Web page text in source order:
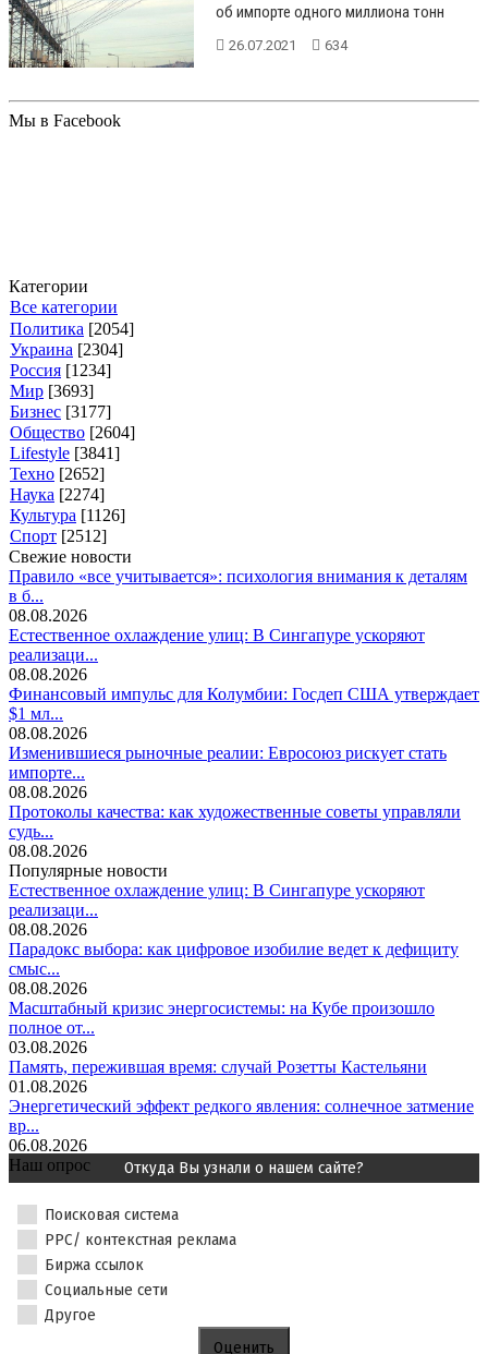
об импорте одного миллиона тонн
топлива, чтобы уменьшить дефицит ...
26.07.2021 634
Мы в Facebook
Категории
Все категории
Политика [2054]
Украина [2304]
Россия [1234]
Мир [3693]
Бизнес [3177]
Общество [2604]
Lifestyle [3841]
Техно [2652]
Наука [2274]
Культура [1126]
Спорт [2512]
Свежие новости
Правило «все учитывается»: психология внимания к деталям
в б...
08.08.2026
Естественное охлаждение улиц: В Сингапуре ускоряют
реализаци...
08.08.2026
Финансовый импульс для Колумбии: Госдеп США утверждает
$1 мл...
08.08.2026
Изменившиеся рыночные реалии: Евросоюз рискует стать
импорте...
08.08.2026
Протоколы качества: как художественные советы управляли
судь...
08.08.2026
Популярные новости
Естественное охлаждение улиц: В Сингапуре ускоряют
реализаци...
08.08.2026
Парадокс выбора: как цифровое изобилие ведет к дефициту
смыс...
08.08.2026
Масштабный кризис энергосистемы: на Кубе произошло
полное от...
03.08.2026
Память, пережившая время: случай Розетты Кастельяни
01.08.2026
Энергетический эффект редкого явления: солнечное затмение
вр...
06.08.2026
Наш опрос
Откуда Вы узнали о нашем сайте?
Поисковая система
PPC/ контекстная реклама
Биржа ссылок
Социальные сети
Другое